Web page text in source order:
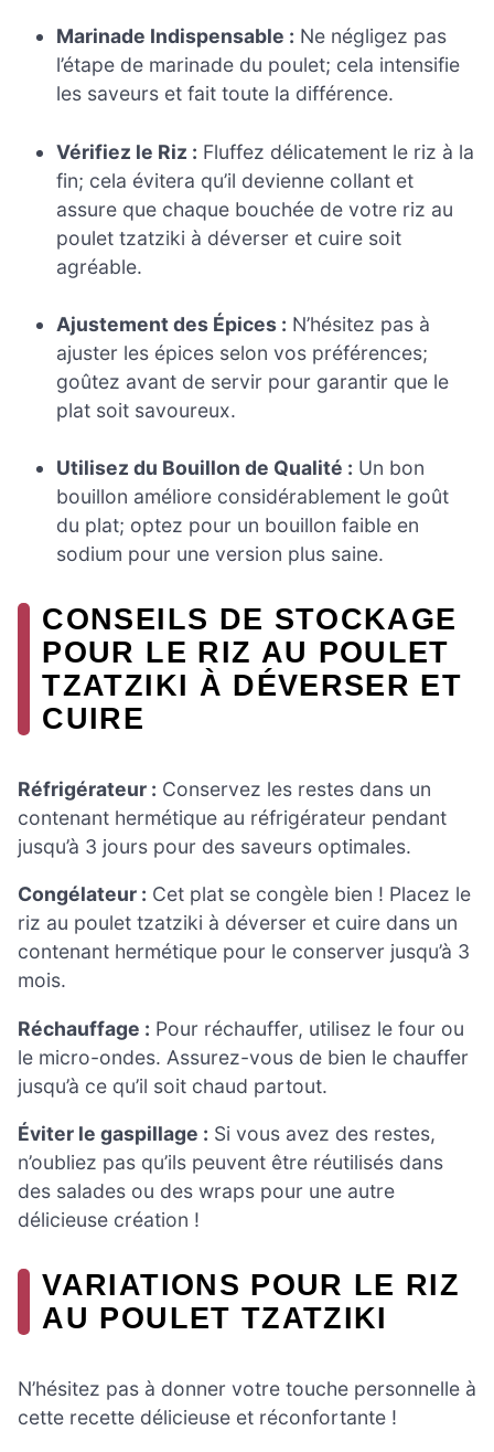
Marinade Indispensable : Ne négligez pas
l’étape de marinade du poulet; cela intensifie
les saveurs et fait toute la différence.
Vérifiez le Riz : Fluffez délicatement le riz à la
fin; cela évitera qu’il devienne collant et
assure que chaque bouchée de votre riz au
poulet tzatziki à déverser et cuire soit
agréable.
Ajustement des Épices : N’hésitez pas à
ajuster les épices selon vos préférences;
goûtez avant de servir pour garantir que le
plat soit savoureux.
Utilisez du Bouillon de Qualité : Un bon
bouillon améliore considérablement le goût
du plat; optez pour un bouillon faible en
sodium pour une version plus saine.
CONSEILS DE STOCKAGE
POUR LE RIZ AU POULET
TZATZIKI À DÉVERSER ET
CUIRE
Réfrigérateur : Conservez les restes dans un
contenant hermétique au réfrigérateur pendant
jusqu’à 3 jours pour des saveurs optimales.
Congélateur : Cet plat se congèle bien ! Placez le
riz au poulet tzatziki à déverser et cuire dans un
contenant hermétique pour le conserver jusqu’à 3
mois.
Réchauffage : Pour réchauffer, utilisez le four ou
le micro-ondes. Assurez-vous de bien le chauffer
jusqu’à ce qu’il soit chaud partout.
Éviter le gaspillage : Si vous avez des restes,
n’oubliez pas qu’ils peuvent être réutilisés dans
des salades ou des wraps pour une autre
délicieuse création !
VARIATIONS POUR LE RIZ
AU POULET TZATZIKI
N’hésitez pas à donner votre touche personnelle à
cette recette délicieuse et réconfortante !